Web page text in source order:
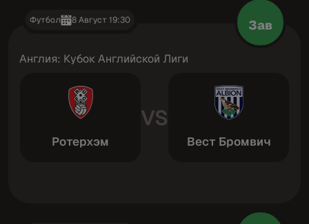
Футбол 8 Август 19:30 Зав
Англия: Кубок Английской Лиги
Ротерхэм
VS
Вест Бромвич